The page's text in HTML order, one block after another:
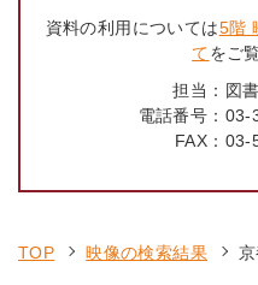
資料の利用については5階
てをご
担当： 図
電話番号： 03-
FAX： 03-
TOP 映像の検索結果